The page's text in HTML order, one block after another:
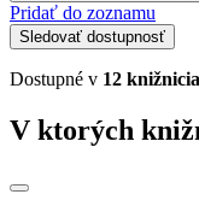
Pridať do zoznamu
Sledovať dostupnosť
Dostupné v 12
V ktorých